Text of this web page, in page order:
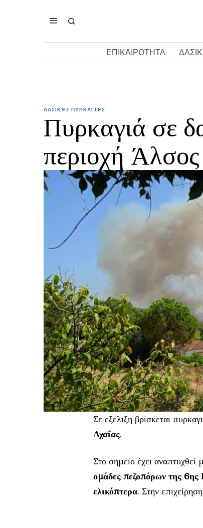
ΕΠΙΚΑΙΡΟΤΗΤΑ
ΔΑΣΙΚΈΣ ΠΥΡΚΑΓΙΈΣ
Πυρκαγιά σε
περιοχή
Σε εξέλιξη βρίσκεται
Αχαΐας.
Στο σημείο έχει αναπτυχθεί
ομάδες πεζοπόρων της
ελικόπτερα. Στην